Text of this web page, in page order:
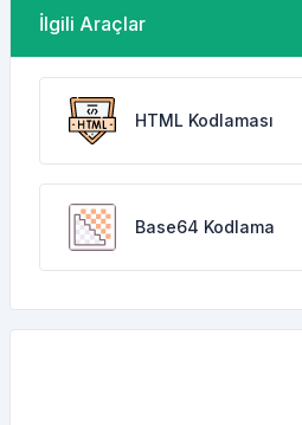
İlgili Araçlar
HTML Kodlaması
Base64 Kodlama